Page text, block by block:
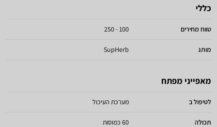
כללי
טווח מחירים 100 - 250
מותג SupHerb
מאפייני מפתח
לטיפול ב מערכת העיכול
תכולה 60 כמוסות